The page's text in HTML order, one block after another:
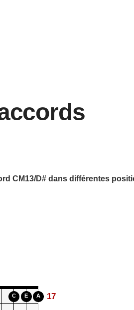
CM13/D# dans différentes
C E A 17